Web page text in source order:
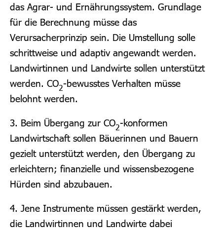
das Agrar- und Ernährungssystem. Grundlage
für die Berechnung müsse das
Verursacherprinzip sein. Die Umstellung solle
schrittweise und adaptiv angewandt werden.
Landwirtinnen und Landwirte sollen unterstützt
werden. CO2-bewusstes Verhalten müsse
belohnt werden.
3. Beim Übergang zur CO2-konformen
Landwirtschaft sollen Bäuerinnen und Bauern
gezielt unterstützt werden, den Übergang zu
erleichtern; finanzielle und wissensbezogene
Hürden sind abzubauen.
4. Jene Instrumente müssen gestärkt werden,
die Landwirtinnen und Landwirte dabei